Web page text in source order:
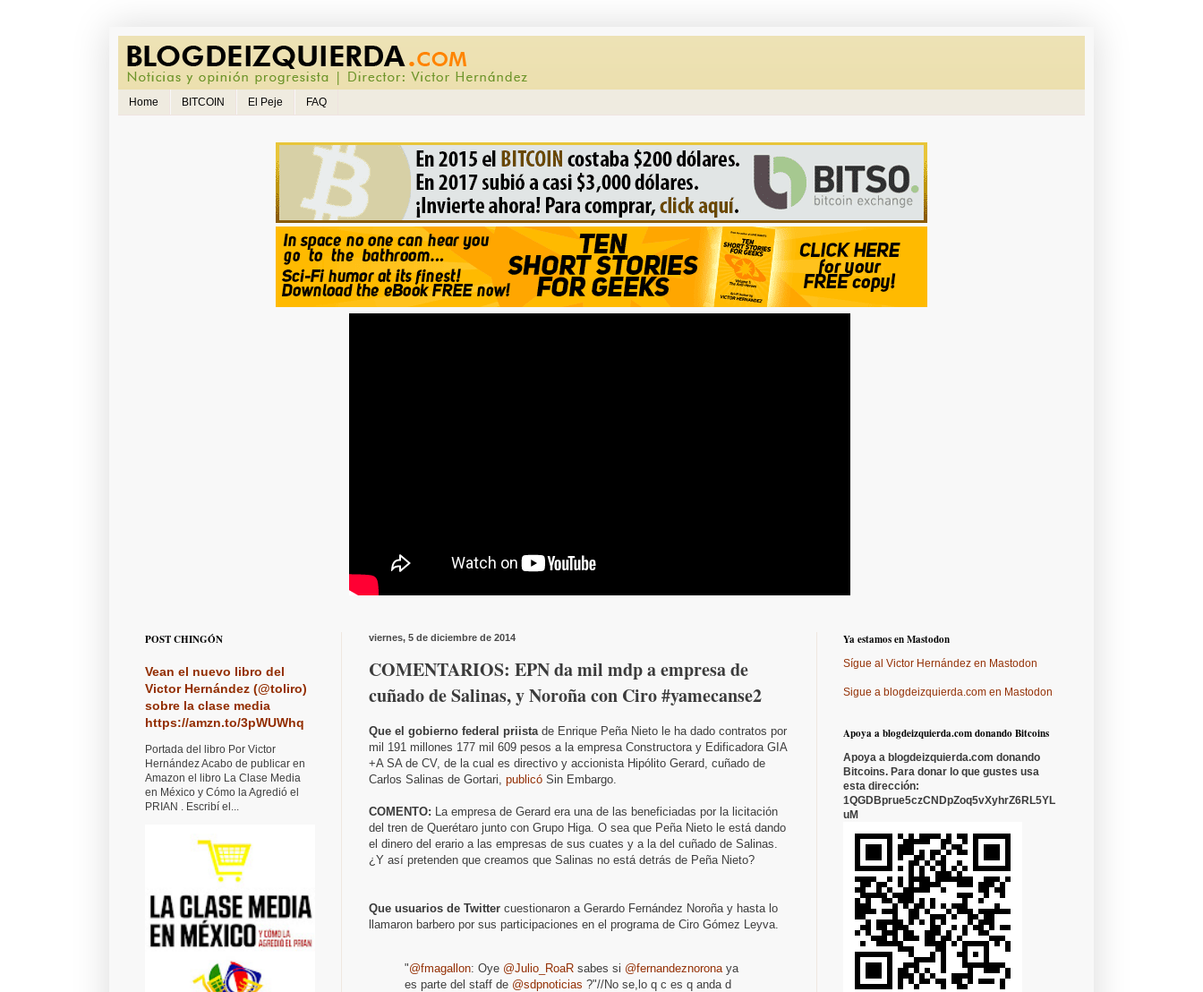
Home BITCOIN El Peje FAQ
viernes, 5 de diciembre de 2014
COMENTARIOS: EPN da mil mdp a empresa de
cuñado de Salinas, y Noroña con Ciro #yamecanse2
Que el gobierno federal priista de Enrique Peña Nieto le ha dado contratos por
mil 191 millones 177 mil 609 pesos a la empresa Constructora y Edificadora GIA
+A SA de CV, de la cual es directivo y accionista Hipólito Gerard, cuñado de
Carlos Salinas de Gortari, publicó Sin Embargo.
COMENTO: La empresa de Gerard era una de las beneficiadas por la licitación
del tren de Querétaro junto con Grupo Higa. O sea que Peña Nieto le está dando
el dinero del erario a las empresas de sus cuates y a la del cuñado de Salinas.
¿Y así pretenden que creamos que Salinas no está detrás de Peña Nieto?
Que usuarios de Twitter cuestionaron a Gerardo Fernández Noroña y hasta lo
llamaron barbero por sus participaciones en el programa de Ciro Gómez Leyva.
"@fmagallon: Oye @Julio_RoaR sabes si @fernandeznorona ya
es parte del staff de @sdpnoticias ?"//No se,lo q c es q anda d
POST CHINGÓN
Vean el nuevo libro del
Victor Hernández (@toliro)
sobre la clase media
https://amzn.to/3pWUWhq
Portada del libro Por Victor
Hernández Acabo de publicar en
Amazon el libro La Clase Media
en México y Cómo la Agredió el
PRIAN . Escribí el...
Ya estamos en Mastodon
Sígue al Victor Hernández en Mastodon
Sigue a blogdeizquierda.com en Mastodon
Apoya a blogdeizquierda.com donando Bitcoins
Apoya a blogdeizquierda.com donando
Bitcoins. Para donar lo que gustes usa
esta dirección:
1QGDBprue5czCNDpZoq5vXyhrZ6RL5YL
uM